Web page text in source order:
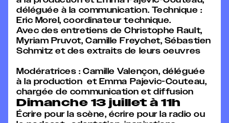
déléguée à la communication. Technique :
Eric Morel, coordinateur technique.
Avec des entretiens de Christophe Rault,
Myriam Pruvot, Camille Freychet, Sébastien
Schmitz et des extraits de leurs oeuvres
Modératrices : Camille Valençon, déléguée
à la production etEmma Pajevic-Couteau,
chargée de communication et diffusion
Dimanche 13 juillet à 11h
Écrire pour la scène, écrire pour la radio ou